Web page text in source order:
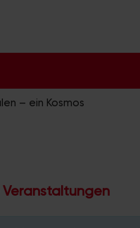
– ein Kosmos
Veranstaltungen